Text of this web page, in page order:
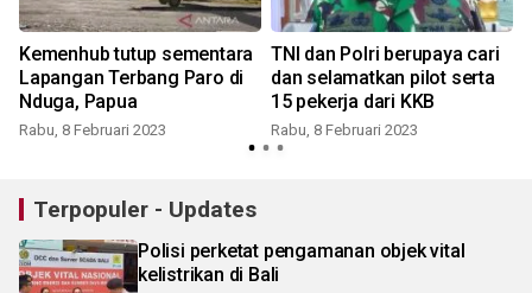
Kemenhub tutup sementara
Lapangan Terbang Paro di
Nduga, Papua
Rabu, 8 Februari 2023
TNI dan Polri berupaya cari
dan selamatkan pilot serta
15 pekerja dari KKB
Rabu, 8 Februari 2023
Terpopuler - Updates
Polisi perketat pengamanan objek vital
kelistrikan di Bali